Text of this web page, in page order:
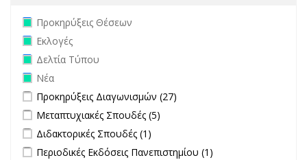
Remove Προκηρύξεις Θέσεων filter
Προκηρύξεις Θέσεων
Remove Εκλογές filter
Εκλογές
Remove Δελτία Τύπου filter
Δελτία Τύπου
Remove Νέα filter
Νέα
Apply Προκηρύξεις Διαγωνισμών filter
Προκηρύξεις Διαγωνισμών (27)
Apply Μεταπτυχιακές Σπουδές filter
Μεταπτυχιακές Σπουδές (5)
Apply Διδακτορικές Σπουδές filter
Διδακτορικές Σπουδές (1)
Apply Περιοδικές Εκδόσεις Πανεπιστημίου filter
Περιοδικές Εκδόσεις Πανεπιστημίου (1)